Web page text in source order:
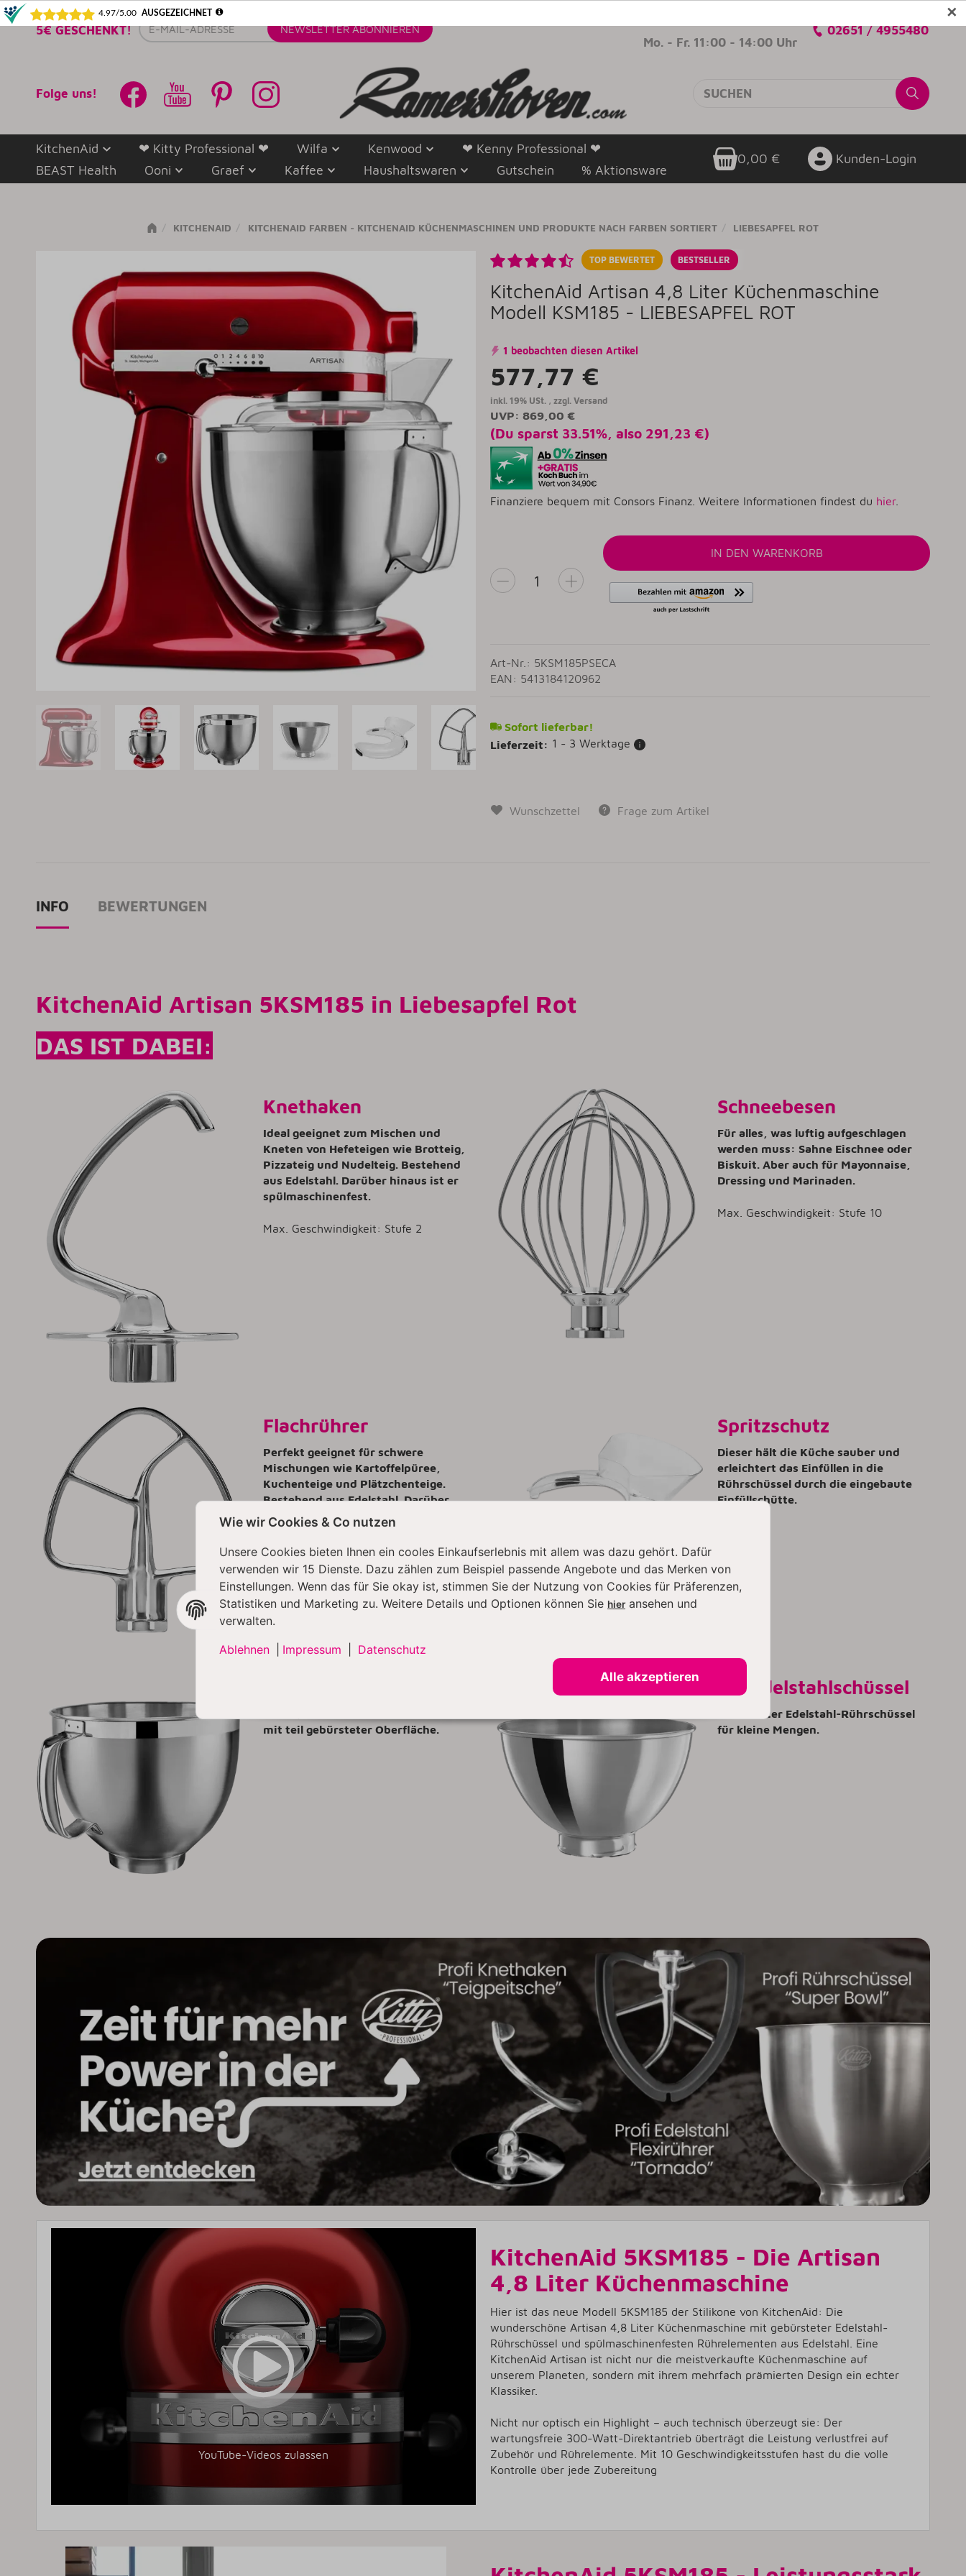
✕
5€ GESCHENKT! E-
Mail-
NEWSLETTER ABONNIEREN
Mo. - Fr. 11:00 - 14:00 Uhr
02651 / 4955480
Folge uns!
KitchenAid ❤ Kitty Professional ❤ Wilfa Kenwood
❤ Kenny Professional ❤
BEAST Health
Ooni Graef Kaffee Haushaltswaren Gutschein % Aktionsware
0,00 € Kunden-Login
KITCHENAID KITCHENAID FARBEN - KITCHENAID KÜCHENMASCHINEN UND PRODUKTE NACH FARBEN SORTIERT LIEBESAPFEL ROT
TOP BEWERTET BESTSELLER
KitchenAid Artisan 4,8 Liter Küchenmaschine
Modell KSM185 - LIEBESAPFEL ROT
1 beobachten diesen Artikel
577,77 €
inkl. 19% USt. , zzgl. Versand
UVP: 869,00 €
(Du sparst 33.51% , also 291,23 €)
Finanziere bequem mit Consors Finanz. Weitere Informationen findest du hier.
IN DEN WARENKORB
Art-Nr.: 5KSM185PSECA
EAN: 5413184120962
Sofort lieferbar!
Lieferzeit: 1 - 3 Werktage
Wunschzettel Frage zum Artikel
INFO BEWERTUNGEN
KitchenAid Artisan 5KSM185 in Liebesapfel Rot
DAS IST DABEI:
Knethaken
Ideal geeignet zum Mischen und
Kneten von Hefeteigen wie Brotteig,
Pizzateig und Nudelteig. Bestehend
aus Edelstahl. Darüber hinaus ist er
spülmaschinenfest.
Max. Geschwindigkeit: Stufe 2
Schneebesen
Für alles, was luftig aufgeschlagen
werden muss: Sahne Eischnee oder
Biskuit. Aber auch für Mayonnaise,
Dressing und Marinaden.
Max. Geschwindigkeit: Stufe 10
Flachrührer
Perfekt geeignet für schwere
Mischungen wie Kartoffelpüree,
Kuchenteige und Plätzchenteige.
Bestehend aus Edelstahl. Darüber
hinaus ist er spülmaschinenfest.
Max. Geschwindigkeit: Stufe 4-6
Spritzschutz
Dieser hält die Küche sauber und
erleichtert das Einfüllen in die
Rührschüssel durch die eingebaute
Einfüllschütte.
mit teil gebürsteter Oberfläche.
3 L Edelstahlschüssel
Eine 3-Liter Edelstahl-Rührschüssel
für kleine Mengen.
YouTube-Videos zulassen
KitchenAid 5KSM185 - Die Artisan
4,8 Liter Küchenmaschine
Hier ist das neue Modell 5KSM185 der Stilikone von KitchenAid: Die
wunderschöne Artisan 4,8 Liter Küchenmaschine mit gebürsteter Edelstahl-
Rührschüssel und spülmaschinenfesten Rührelementen aus Edelstahl. Eine
KitchenAid Artisan ist nicht nur die meistverkaufte Küchenmaschine auf
unserem Planeten, sondern mit ihrem mehrfach prämierten Design ein echter
Klassiker.
Nicht nur optisch ein Highlight – auch technisch überzeugt sie: Der
wartungsfreie 300-Watt-Direktantrieb überträgt die Leistung verlustfrei auf
Zubehör und Rührelemente. Mit 10 Geschwindigkeitsstufen hast du die volle
Kontrolle über jede Zubereitung
Wie wir Cookies & Co nutzen
Unsere Cookies bieten Ihnen ein cooles Einkaufserlebnis mit allem was dazu gehört. Dafür
verwenden wir 15 Dienste. Dazu zählen zum Beispiel passende Angebote und das Merken von
Einstellungen. Wenn das für Sie okay ist, stimmen Sie der Nutzung von Cookies für Präferenzen,
Statistiken und Marketing zu. Weitere Details und Optionen können Sie hier ansehen und
verwalten.
Ablehnen
Impressum
Datenschutz
Alle akzeptieren